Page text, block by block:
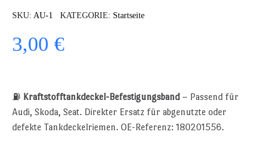
SKU AU-1 KATEGORIE Startseite
3,00 €
⛽ Kraftstofftankdeckel-Befestigungsband – Passend für
Audi, Skoda, Seat. Direkter Ersatz für abgenutzte oder
defekte Tankdeckelriemen. OE-Referenz: 180201556.